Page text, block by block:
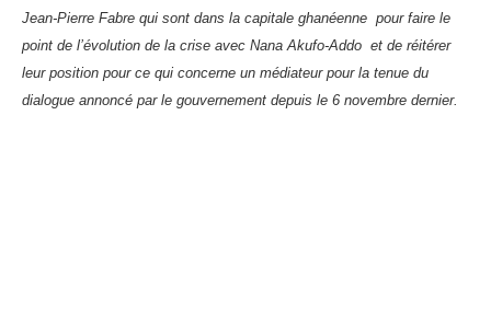
Jean-Pierre Fabre qui sont dans la capitale ghanéenne pour faire le
point de l’évolution de la crise avec Nana Akufo-Addo et de réitérer
leur position pour ce qui concerne un médiateur pour la tenue du
dialogue annoncé par le gouvernement depuis le 6 novembre dernier.